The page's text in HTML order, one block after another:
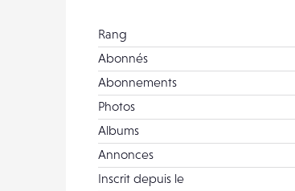
Rang
Abonnés
Abonnements
Photos
Albums
Annonces
Inscrit depuis le